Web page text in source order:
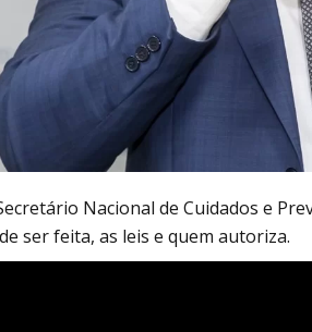
Nacional de Cuidados e
ser feita, as leis e quem autoriza.